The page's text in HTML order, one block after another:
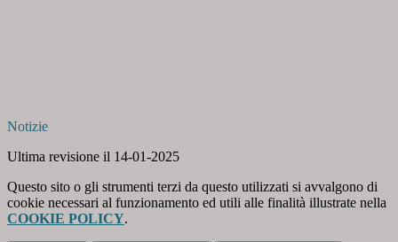
Notizie
Ultima revisione il 14-01-2025
Questo sito o gli strumenti terzi da questo utilizzati si avvalgono di
cookie necessari al funzionamento ed utili alle finalità illustrate nella
COOKIE POLICY.